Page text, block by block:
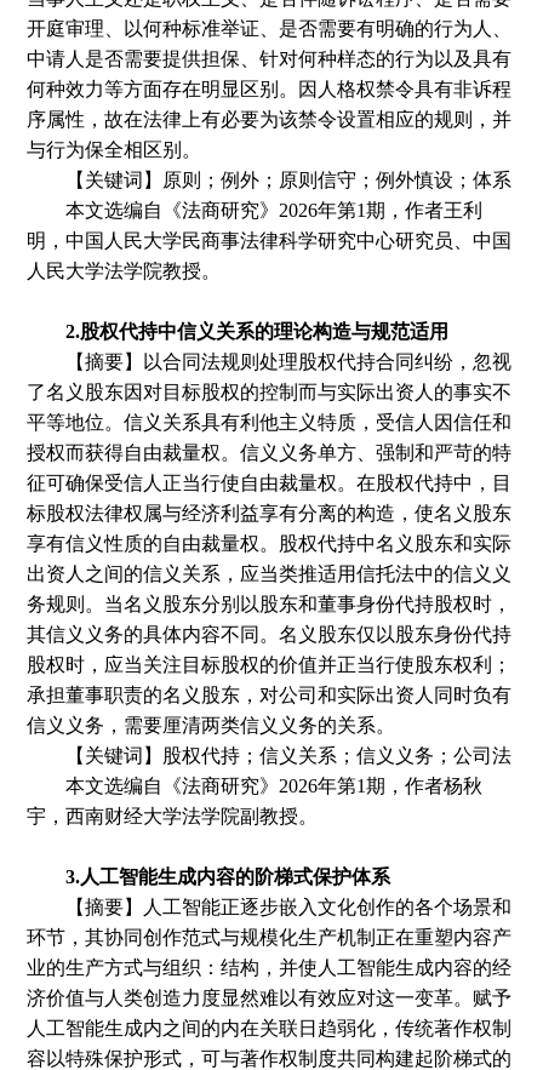
开庭审理、以何种标准举证、是否需要有明确的行为人、
中请人是否需要提供担保、针对何种样态的行为以及具有
何种效力等方面存在明显区别。因人格权禁令具有非诉程
序属性，故在法律上有必要为该禁令设置相应的规则，并
与行为保全相区别。
【关键词】原则；例外；原则信守；例外慎设；体系
本文选编自
《法商研究》 2026年第1期 ，作者王利
明 ，中国人民大学民商事法律科学研究中心研究员、中国
人民大学法学院教授。
2.股权代持中信义关系的理论构造与规范适用
【摘要】以合同法规则处理股权代持合同纠纷，忽视
了名义股东因对目标股权的控制而与实际出资人的事实不
平等地位。信义关系具有利他主义特质，受信人因信任和
授权而获得自由裁量权。信义义务单方、强制和严苛的特
征可确保受信人正当行使自由裁量权。在股权代持中，目
标股权法律权属与经济利益享有分离的构造，使名义股东
享有信义性质的自由裁量权。股权代持中名义股东和实际
出资人之间的信义关系，应当类推适用信托法中的信义义
务规则。当名义股东分别以股东和董事身份代持股权时，
其信义义务的具体内容不同。名义股东仅以股东身份代持
股权时，应当关注目标股权的价值并正当行使股东权利
；
承担董事职责的名义股东，对公司和实际出资人同时负有
信义义务，需要厘清两类信义义务的关系。
【关键词】股权代持；信义关系；信义义务；公司法
本文选编自
《法商研究》 2026年第1期 ，作者杨秋
宇 ，西南财经大学法学院副教授。
3.人工智能生成内容的阶梯式保护体系
【摘要】人工智能正逐步嵌入文化创作的各个场景和
环节，其协同创作范式与规模化生产机制正在重塑内容产
业的生产方式与组织 ：结构 ，并使人工智能生成内容的经
济价值与人类创造力度显然难以有效应对这一变革。赋予
人工智能生成内之间的内在关联日趋弱化 ，传统著作权制
容以特殊保护形式 ，可与著作权制度共同构建起阶梯式的